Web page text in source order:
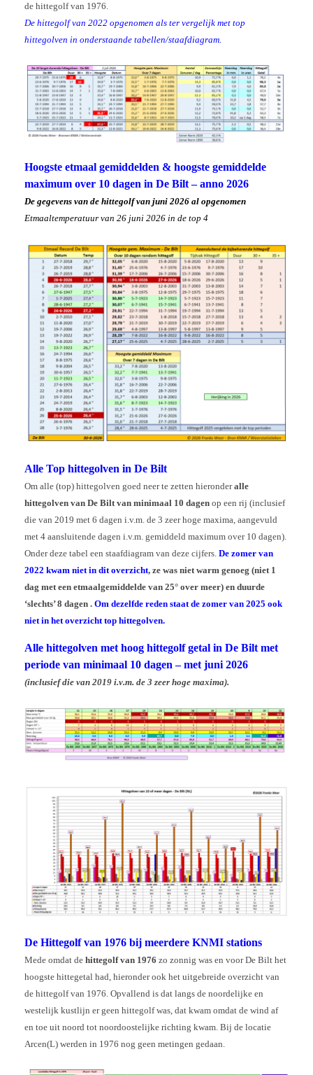
de hittegolf van 1976.
De hittegolf van 2022 opgenomen als ter vergelijk met top
hittegolven in onderstaande tabellen/staafdiagram.
Hoogste etmaal gemiddelden & hoogste gemiddelde
maximum over 10 dagen in De Bilt – anno 2026
De gegevens van de hittegolf van juni 2026 al opgenomen
Etmaaltemperatuur van 26 juni 2026 in de top 4
Alle Top hittegolven in De Bilt
Om alle (top) hittegolven goed neer te zetten hieronderalle
hittegolven van De Bilt van minimaal 10 dagen op een rij (inclusief
die van 2019 met 6 dagen i.v.m. de 3 zeer hoge maxima, aangevuld
met 4 aansluitende dagen i.v.m. gemiddeld maximum over 10 dagen).
Onder deze tabel een staafdiagram van deze cijfers. De zomer van
2022 kwam niet in dit overzicht, ze was niet warm genoeg (niet 1
dag met een etmaalgemiddelde van 25° over meer) en duurde
‘slechts’ 8 dagen . Om dezelfde reden staat de zomer van 2025 ook
niet in het overzicht top hittegolven.
Alle hittegolven met hoog hittegolf getal in De Bilt met
periode van minimaal 10 dagen – met juni 2026
(inclusief die van 2019 i.v.m. de 3 zeer hoge maxima).
De Hittegolf van 1976 bij meerdere KNMI stations
Mede omdat de hittegolf van 1976 zo zonnig was en voor De Bilt het
hoogste hittegetal had, hieronder ook het uitgebreide overzicht van
de hittegolf van 1976. Opvallend is dat langs de noordelijke en
westelijk kustlijn er geen hittegolf was, dat kwam omdat de wind af
en toe uit noord tot noordoostelijke richting kwam. Bij de locatie
Arcen(L) werden in 1976 nog geen metingen gedaan.